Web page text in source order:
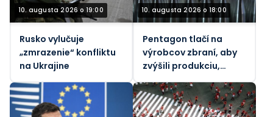
10. augusta 2026 o 19:00
Rusko vylučuje
„zmrazenie“ konfliktu
na Ukrajine
10. augusta 2026 o 18:00
Pentagon tlačí na
výrobcov zbraní, aby
zvýšili produkciu,
keďže vojna v Iráne
vyčerpáva zásoby –
WaPo